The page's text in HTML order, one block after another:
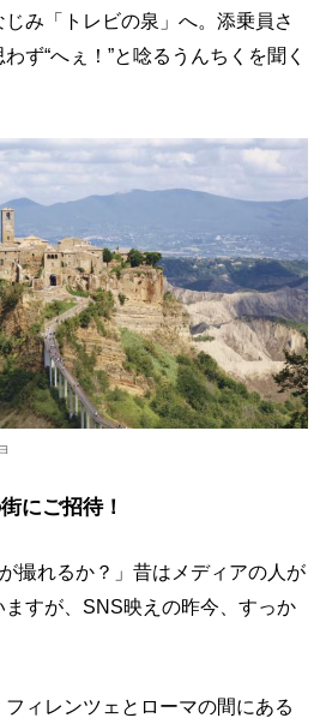
み「トレビの泉」へ。添乗員さ
ず“へぇ！”と唸るうんちくを聞く
にご招待！
が撮れるか？」昔はメディアの人が
すが、SNS映えの昨今、すっか
ィレンツェとローマの間にある